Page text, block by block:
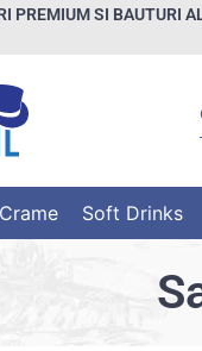
PREMIUM SI BAUTURI
Crame Soft Drinks